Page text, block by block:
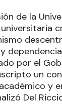
de la
por el
un
y
Del